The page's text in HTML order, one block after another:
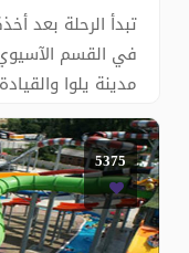
تبدأ الرحلة بعد
في القسم
مدينة يلوا
إزنك التي تعتبر
بالسيراميك
5375